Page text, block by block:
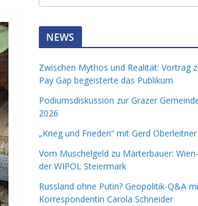
NEWS
Zwischen Mythos und Realität: Vortrag
Pay Gap begeisterte das Publikum
Podiumsdiskussion zur Grazer
2026
„Krieg und Frieden“ mit Gerd Oberleitner
Vom Muschelgeld zu Marterbauer:
der WIPOL Steiermark
Russland ohne Putin? Geopolitik-Q&A
Korrespondentin Carola Schneider